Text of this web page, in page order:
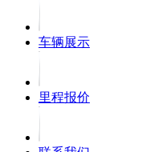
车辆展示
里程报价